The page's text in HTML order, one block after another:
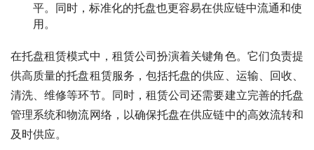
平。同时，标准化的托盘也更容易在供应链中流通和使
用。
在托盘租赁模式中，租赁公司扮演着关键角色。它们负责提
供高质量的托盘租赁服务，包括托盘的供应、运输、回收、
清洗、维修等环节。同时，租赁公司还需要建立完善的托盘
管理系统和物流网络，以确保托盘在供应链中的高效流转和
及时供应。